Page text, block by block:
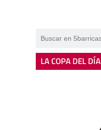
LA COPA DEL DÍA